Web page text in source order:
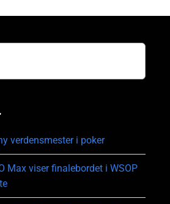
verdensmester i poker
Max viser finalebordet i WSOP